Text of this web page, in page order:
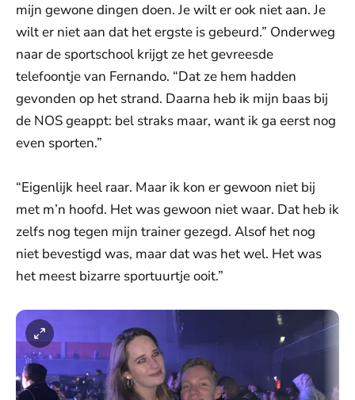
mijn gewone dingen doen. Je wilt er ook niet aan. Je
wilt er niet aan dat het ergste is gebeurd.” Onderweg
naar de sportschool krijgt ze het gevreesde
telefoontje van Fernando. “Dat ze hem hadden
gevonden op het strand. Daarna heb ik mijn baas bij
de NOS geappt: bel straks maar, want ik ga eerst nog
even sporten.”
“Eigenlijk heel raar. Maar ik kon er gewoon niet bij
met m’n hoofd. Het was gewoon niet waar. Dat heb ik
zelfs nog tegen mijn trainer gezegd. Alsof het nog
niet bevestigd was, maar dat was het wel. Het was
het meest bizarre sportuurtje ooit.”